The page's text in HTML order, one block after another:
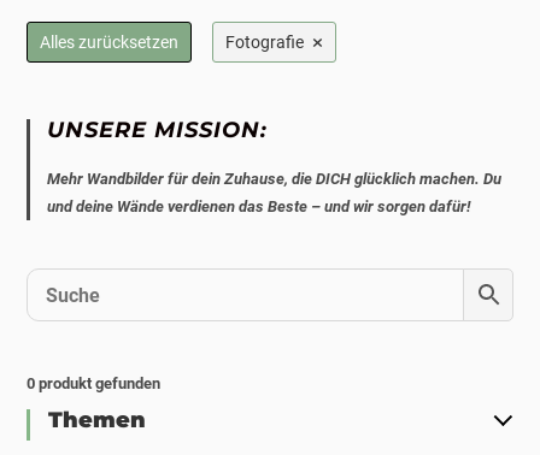
Alles zurücksetzen Fotografie ×
UNSERE MISSION:
Mehr Wandbilder für dein Zuhause, die DICH glücklich machen. Du
und deine Wände verdienen das Beste – und wir sorgen dafür!
0 produkt gefunden
Themen